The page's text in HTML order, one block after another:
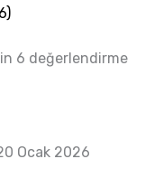
6 değerlendirme
Ocak 2026